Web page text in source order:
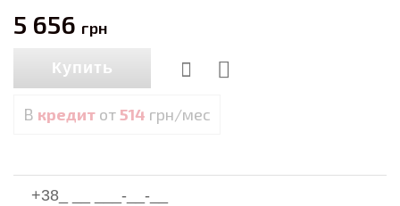
5 656 грн
Купить
В кредит от514 грн/мес